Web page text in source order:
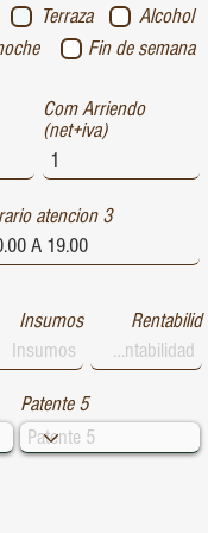
Alcohol
Terraza
Fin de semana
Com Arriendo
(net+iva)
atencion 3
Insumos Rentabilid
Patente 5